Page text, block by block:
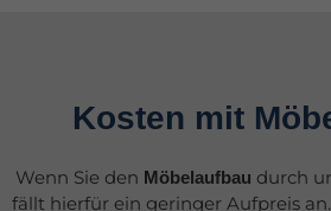
Kosten mit
Wenn Sie den Möbelaufbau durch
fällt hierfür ein geringer Aufpreis